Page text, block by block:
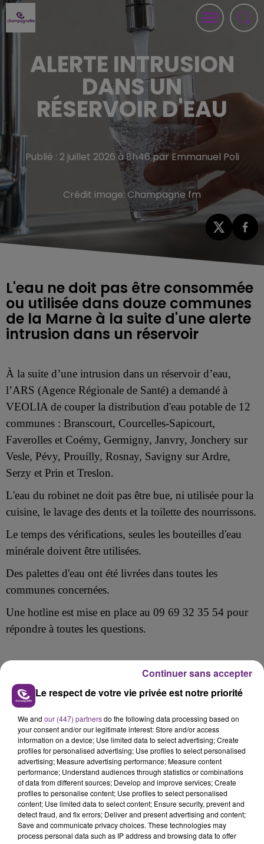
ALERTE INTRUSION
DANS UN
RÉSERVOIR D'EAU
Publié : 2 juillet 2026 à 8h46 par Emmanuel Poli
Crédit image: Champagne fm
L'eau ne doit pas être consommée
ou utilisée dans douze communes
de la Marne à la suite d'une alerte
intrusion dans un réservoir
À la suite d’une intrusion dans un réservoir d’eau,
l’ARS (Agence Régionale de Santé) a demandé à
VEOLIA de couper la distribution d'eau potable de 12
communes : Branscourt, Courcelles-Sapicourt,
Faverolles et Coémy, Germigny, Janvry, Jonchery sur
Vesle, Pévy, Prouilly, Rosnay, Savigny sur Ardre,
Serzy et Prin et Treslon.
L'eau du robinet ne doit pas être bue, ni utilisée pour la
cuisine, le lavage des dents et la toilette des nourrissons.
Le temps des vérifications, seules les bouteilles d'eau
minérale doivent être utilisées.
Des palettes d'eau ont été livrées dans toutes les
communes concernées.
Une hotline est mise en place au 09 69 32 35 54 pour
répondre à toutes les questions.
FIL D'ACTU
14h39
L'INSPECTION DU TRAVAIL RAPPELLE À
L'ORDRE SUR LES CONDITIONS DE...
Le respect de votre vie privée est notre priorité
We and our (447) partnersdo the following data processing based on
your consent and/or our legitimate interest: Store and/or access
information on a device; Use limited data to select advertising; Create
profiles for personalised advertising; Use profiles to select personalised
advertising; Measure advertising performance; Measure content
performance; Understand audiences through statistics or combinations
of data from different sources; Develop and improve services; Create
profiles to personalise content; Use profiles to select personalised
content; Use limited data to select content; Ensure security, prevent and
detect fraud, and fix errors; Deliver and present advertising and content;
Save and communicate privacy choices. These technologies may
process personal data such as IP address and browsing data to offer
Continuer sans accepter